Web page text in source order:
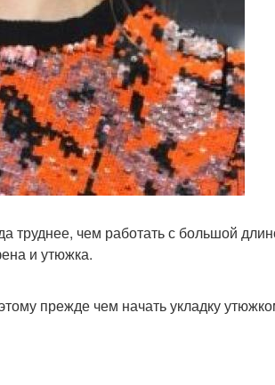
труднее, чем работать с большой
и утюжка.
прежде чем начать укладку